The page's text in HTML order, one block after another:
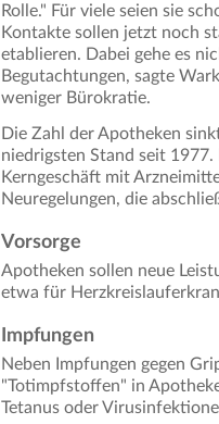
Rolle." Für viele seien sie
Kontakte sollen jetzt noch
etablieren. Dabei gehe es
Begutachtungen, sagte
weniger Bürokratie.
Die Zahl der Apotheken
niedrigsten Stand seit 1977.
Kerngeschäft mit
Neuregelungen, die
Vorsorge
Apotheken sollen neue
etwa für
Impfungen
Neben Impfungen gegen
"Totimpfstoffen" in
Tetanus oder